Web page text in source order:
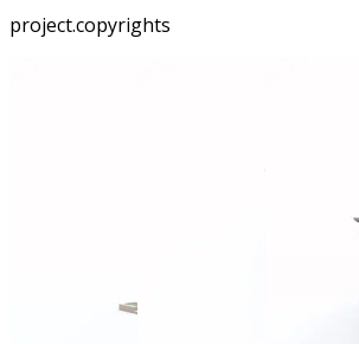
project.copyrights